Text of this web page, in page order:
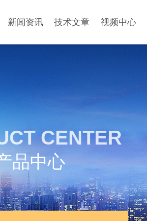
新闻资讯 技术文章 视频中心
CENTER
品中心